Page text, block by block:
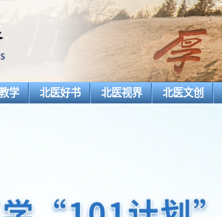
学 北医好书 北医视界 北医文创